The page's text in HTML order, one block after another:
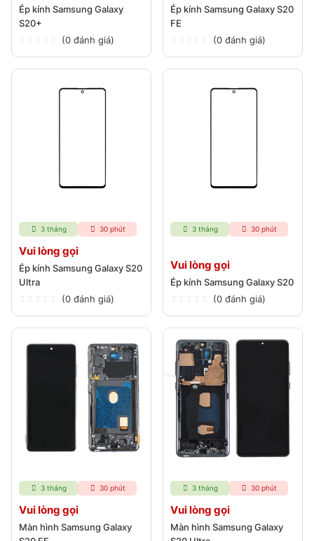
Ép kính Samsung Galaxy
S20+
(0 đánh giá)
Ép kính Samsung Galaxy S20
FE
(0 đánh giá)
3 tháng 30 phút
Vui lòng gọi
Ép kính Samsung Galaxy S20
Ultra
(0 đánh giá)
3 tháng 30 phút
Vui lòng gọi
Ép kính Samsung Galaxy S20
(0 đánh giá)
3 tháng 30 phút
Vui lòng gọi
Màn hình Samsung Galaxy
3 tháng 30 phút
Vui lòng gọi
Màn hình Samsung Galaxy